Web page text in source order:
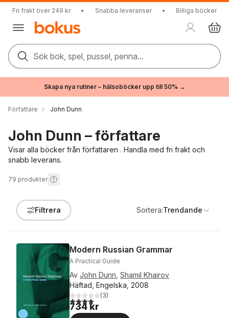
Fri frakt över 249 kr • Snabba leveranser • Billiga böcker
Sök bok, spel, pussel, penna...
Skapa nya rutiner – hälsoböcker upp till 50% →
Författare John Dunn
John Dunn – författare
Visar alla böcker från författaren . Handla med fri frakt och
snabb leverans.
79 produkter
Filtrera Sortera:Trendande
Modern Russian Grammar
A Practical Guide
Av John Dunn Shamil Khairov
Häftad, Engelska, 2008
4,0utav 5 stjärnor. Totalt antal röster:
(3)
734 kr